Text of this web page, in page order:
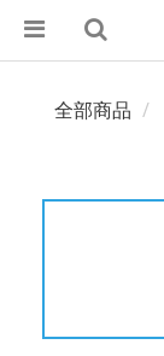
全部商品